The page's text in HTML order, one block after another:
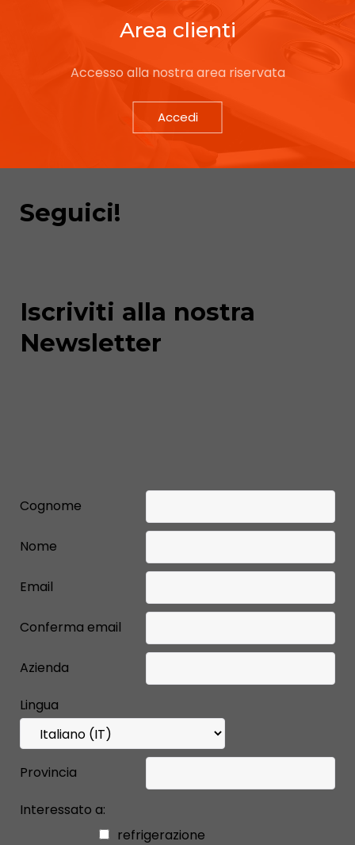
Area clienti
Accesso alla nostra area riservata
Accedi
Seguici!
Iscriviti alla nostra
Newsletter
Cognome
Nome
Email
Conferma email
Azienda
Lingua
Provincia
Interessato a:
refrigerazione